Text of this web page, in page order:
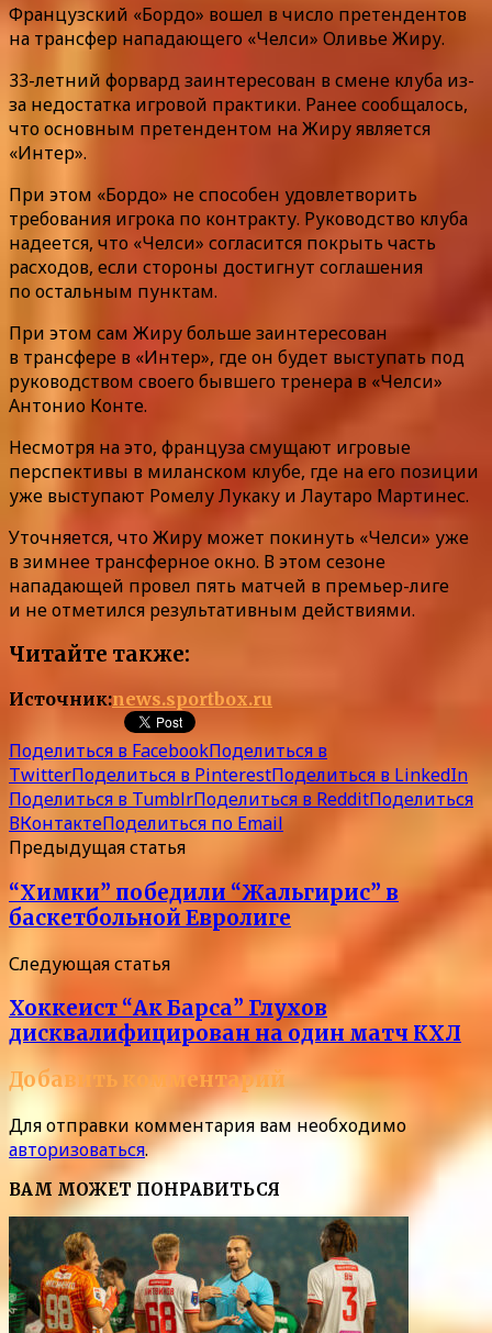
Французский «Бордо» вошел в число претендентов
на трансфер нападающего «Челси» Оливье Жиру.
33-летний форвард заинтересован в смене клуба из-
за недостатка игровой практики. Ранее сообщалось,
что основным претендентом на Жиру является
«Интер».
При этом «Бордо» не способен удовлетворить
требования игрока по контракту. Руководство клуба
надеется, что «Челси» согласится покрыть часть
расходов, если стороны достигнут соглашения
по остальным пунктам.
При этом сам Жиру больше заинтересован
в трансфере в «Интер», где он будет выступать под
руководством своего бывшего тренера в «Челси»
Антонио Конте.
Несмотря на это, француза смущают игровые
перспективы в миланском клубе, где на его позиции
уже выступают Ромелу Лукаку и Лаутаро Мартинес.
Уточняется, что Жиру может покинуть «Челси» уже
в зимнее трансферное окно. В этом сезоне
нападающей провел пять матчей в премьер-лиге
и не отметился результативным действиями.
Читайте также:
Источник:news.sportbox.ru
Поделиться в FacebookПоделиться в
TwitterПоделиться в PinterestПоделиться в LinkedIn
Поделиться в TumblrПоделиться в RedditПоделиться
ВКонтактеПоделиться по Email
Предыдущая статья
“Химки” победили “Жальгирис” в
баскетбольной Евролиге
Следующая статья
Хоккеист “Ак Барса” Глухов
дисквалифицирован на один матч КХЛ
Добавить комментарий
Для отправки комментария вам необходимо
авторизоваться.
ВАМ МОЖЕТ ПОНРАВИТЬСЯ